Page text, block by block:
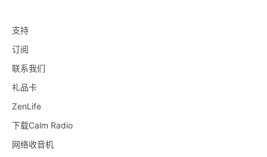
支持
订阅
联系我们
礼品卡
ZenLife
下载Calm Radio
网络收音机